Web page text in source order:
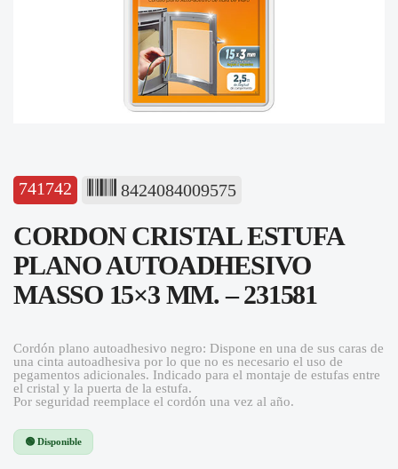
741742 8424084009575
CORDON CRISTAL ESTUFA
PLANO AUTOADHESIVO
MASSO 15×3 MM. – 231581
Cordón plano autoadhesivo negro: Dispone en una de sus caras de
una cinta autoadhesiva por lo que no es necesario el uso de
pegamentos adicionales. Indicado para el montaje de estufas entre
el cristal y la puerta de la estufa.
Por seguridad reemplace el cordón una vez al año.
🟢 Disponible